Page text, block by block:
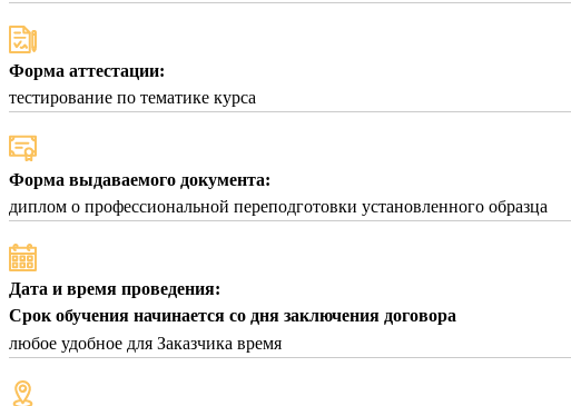
Форма аттестации:
тестирование по тематике курса
Форма выдаваемого документа:
диплом о профессиональной переподготовки установленного образца
Дата и время проведения:
Срок обучения начинается со дня заключения договора
любое удобное для Заказчика время